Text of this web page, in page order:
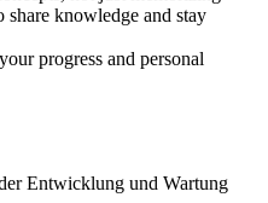
share knowledge and stay
progress and personal
Entwicklung und Wartung